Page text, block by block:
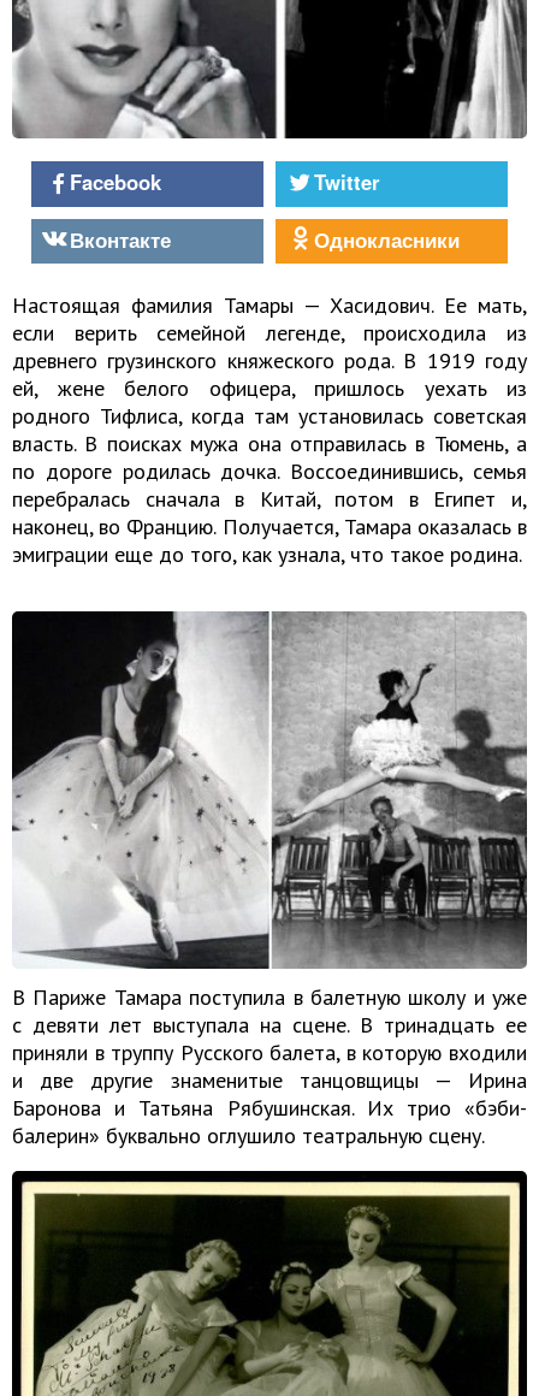
Facebook
Twitter
Вконтакте
Однокласники
Настоящая фамилия Тамары — Хасидович. Ее мать,
если верить семейной легенде, происходила из
древнего грузинского княжеского рода. В 1919 году
ей, жене белого офицера, пришлось уехать из
родного Тифлиса, когда там установилась советская
власть. В поисках мужа она отправилась в Тюмень, а
по дороге родилась дочка. Воссоединившись, семья
перебралась сначала в Китай, потом в Египет и,
наконец, во Францию. Получается, Тамара оказалась в
эмиграции еще до того, как узнала, что такое родина.
В Париже Тамара поступила в балетную школу и уже
с девяти лет выступала на сцене. В тринадцать ее
приняли в труппу Русского балета, в которую входили
и две другие знаменитые танцовщицы — Ирина
Баронова и Татьяна Рябушинская. Их трио «бэби-
балерин» буквально оглушило театральную сцену.